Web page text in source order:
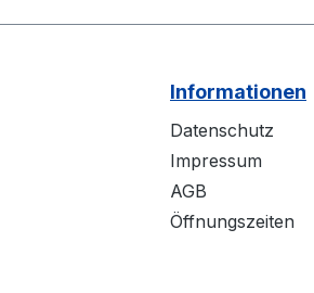
Informationen
Datenschutz
Impressum
AGB
Öffnungszeiten